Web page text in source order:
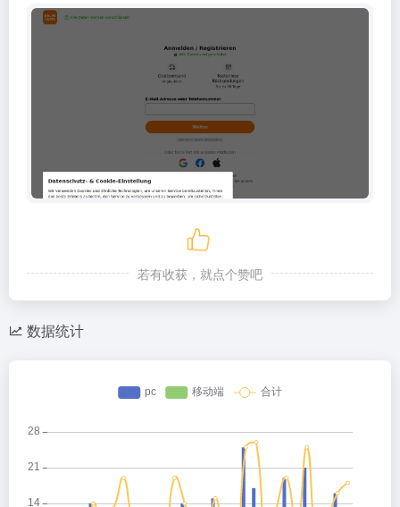
若有收获，就点个赞吧
数据统计